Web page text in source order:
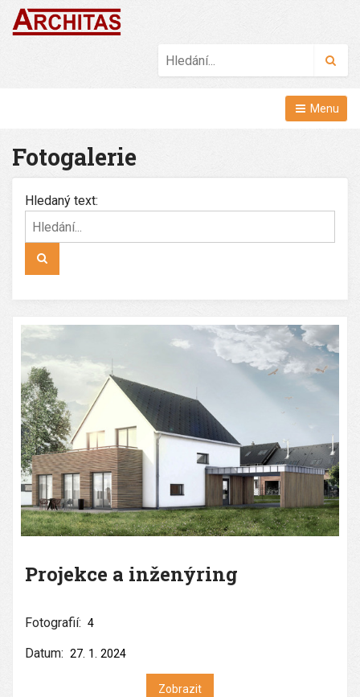
Menu
Fotogalerie
Hledaný text:
Projekce a inženýring
Fotografií: 4
Datum: 27. 1. 2024
Zobrazit